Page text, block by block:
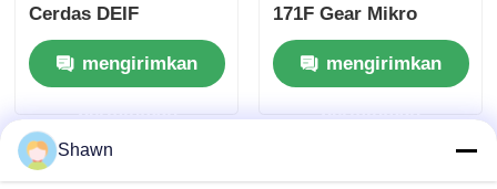
Cerdas DEIF
Controller SGC120
mengirimkan
permintaan
171F Gear Mikro
Rotary Hand Walking
Tractormengirimkan
permintaan
Shawn